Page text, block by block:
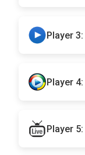
Player 3:
Player 4:
Player 5: